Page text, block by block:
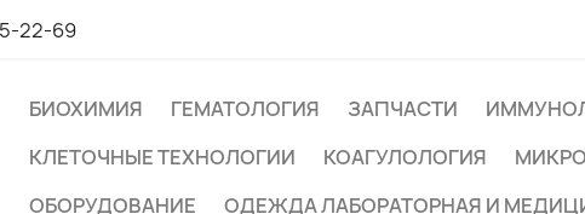
22-69
БИОХИМИЯ ГЕМАТОЛОГИЯ ЗАПЧАСТИ
КЛЕТОЧНЫЕ ТЕХНОЛОГИИ
КОАГУЛОЛОГИЯ
ОБОРУДОВАНИЕ
ОДЕЖДА ЛАБОРАТОРНАЯ И